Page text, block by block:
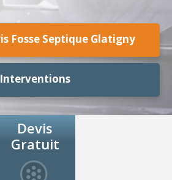
Fosse Septique Glatigny
Interventions
Devis
Gratuit